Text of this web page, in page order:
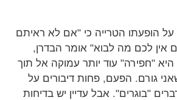
הטרייה כי "אם לא ראיתם
לכם מה לבוא" אומר הבדרן,
עוד יותר עמוקה אל תוך
הפעם, פחות דיבורים על
אבל עדיין יש בדיחות